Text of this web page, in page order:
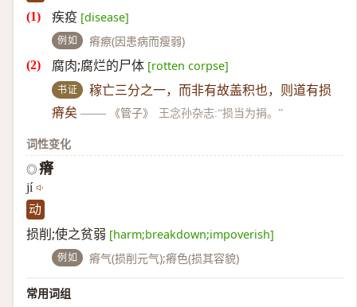
疾疫 [disease]
例如 瘠瘵(因患病而瘦弱)
腐肉;腐烂的尸体 [rotten corpse]
书证
稼亡三分之一，而非有故盖积也，则道有损
瘠矣 —— 《管子》 王念孙杂志:“损当为捐。”
词性变化
◎ 瘠
jí
动
损削;使之贫弱 [harm;breakdown;impoverish]
例如 瘠气(损削元气);瘠色(损其容貌)
常用词组